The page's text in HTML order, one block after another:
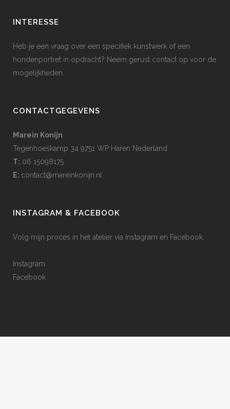
INTERESSE
Heb je een vraag over een specifiek kunstwerk of een
hondenportret in opdracht? Neem gerust contact op voor de
mogelijkheden.
CONTACTGEGEVENS
Marein Konijn
Tegenhoeskamp 34 9751 WP Haren Nederland
T: 06 15098175
E: contact@mareinkonijn.nl
INSTAGRAM & FACEBOOK
Volg mijn proces in het atelier via Instagram en Facebook.
Instagram
Facebook